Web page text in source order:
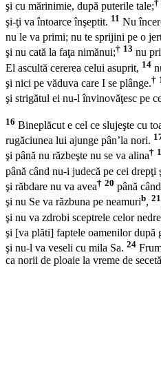
şi cu mărinimie, după puterile tale;†
şi-ţi va întoarce înşeptit. 11 Nu
nu le va primi; nu te sprijini pe o
şi nu cată la faţa nimănui;† 13 nu
El ascultă cererea celui asuprit, 14
şi nici pe văduva care I se plânge.†
şi strigătul ei nu-l învinovăţesc pe
16 Bineplăcut e cel ce slujeşte cu
rugăciunea lui ajunge pân’la nori.
şi până nu răzbeşte nu se va alina†
până când nu-i judecă pe cei drepţi
şi răbdare nu va avea† 20 până
şi nu Se va răzbuna pe neamurib, 21
şi nu va zdrobi sceptrele celor
şi [va plăti] faptele oamenilor după
şi nu-l va veseli cu mila Sa. 24
ca norii de ploaie la vreme de